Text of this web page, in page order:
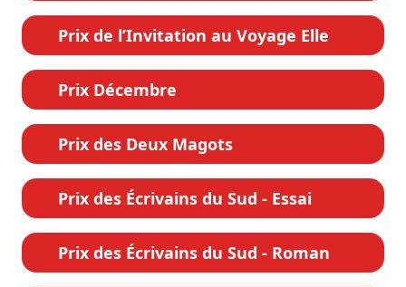
Prix de l’Invitation au Voyage Elle
Prix Décembre
Prix des Deux Magots
Prix des Écrivains du Sud - Essai
Prix des Écrivains du Sud - Roman